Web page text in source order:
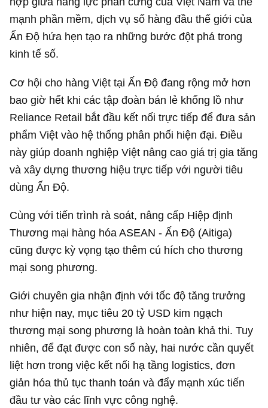
mạnh phần mềm, dịch vụ số hàng đầu thế giới của
Ấn Độ hứa hẹn tạo ra những bước đột phá trong
kinh tế số.
Cơ hội cho hàng Việt tại Ấn Độ đang rộng mở hơn
bao giờ hết khi các tập đoàn bán lẻ khổng lồ như
Reliance Retail bắt đầu kết nối trực tiếp để đưa sản
phẩm Việt vào hệ thống phân phối hiện đại. Điều
này giúp doanh nghiệp Việt nâng cao giá trị gia tăng
và xây dựng thương hiệu trực tiếp với người tiêu
dùng Ấn Độ.
Cùng với tiến trình rà soát, nâng cấp Hiệp định
Thương mại hàng hóa ASEAN - Ấn Độ (Aitiga)
cũng được kỳ vọng tạo thêm cú hích cho thương
mại song phương.
Giới chuyên gia nhận định với tốc độ tăng trưởng
như hiện nay, mục tiêu 20 tỷ USD kim ngạch
thương mại song phương là hoàn toàn khả thi. Tuy
nhiên, để đạt được con số này, hai nước cần quyết
liệt hơn trong việc kết nối hạ tầng logistics, đơn
giản hóa thủ tục thanh toán và đẩy mạnh xúc tiến
đầu tư vào các lĩnh vực công nghệ.